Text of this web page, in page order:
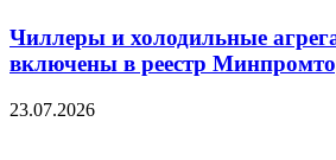
Чиллеры и холодильные
включены в реестр
23.07.2026